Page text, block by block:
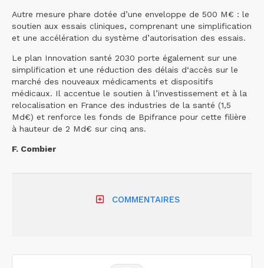
Autre mesure phare dotée d’une enveloppe de 500 M€ : le
soutien aux essais cliniques, comprenant une simplification
et une accélération du système d’autorisation des essais.
Le plan Innovation santé 2030 porte également sur une
simplification et une réduction des délais d‘accès sur le
marché des nouveaux médicaments et dispositifs
médicaux. Il accentue le soutien à l’investissement et à la
relocalisation en France des industries de la santé (1,5
Md€) et renforce les fonds de Bpifrance pour cette filière
à hauteur de 2 Md€ sur cinq ans.
F. Combier
COMMENTAIRES